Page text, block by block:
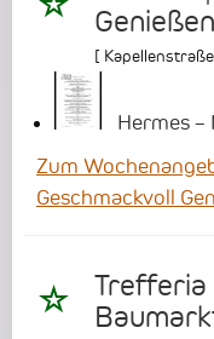
[
Hermes –
Zum
Geschmackvoll
Trefferia